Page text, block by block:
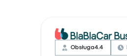
Obsługa4.4